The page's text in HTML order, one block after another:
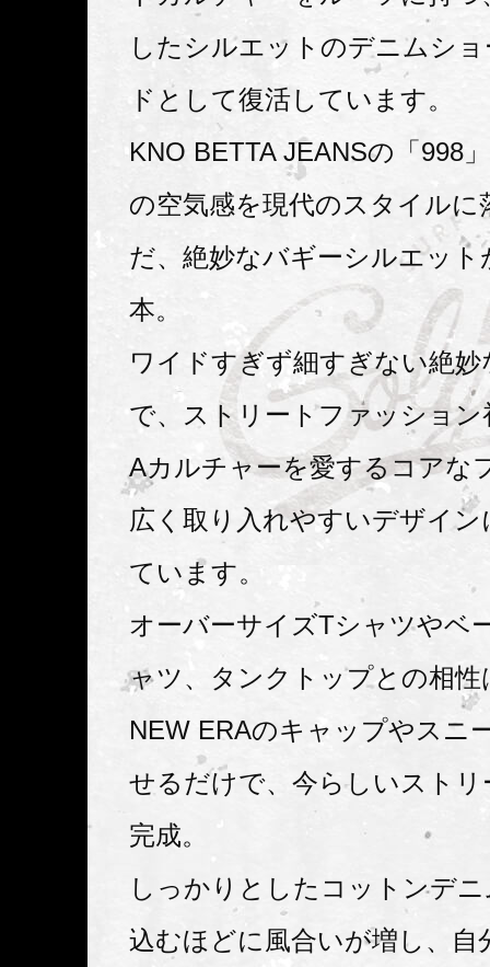
したシルエットのデニムシ
ドとして復活しています。
KNO BETTA JEANSの「998
の空気感を現代のスタイルに
だ、絶妙なバギーシルエット
本。
ワイドすぎず細すぎない絶
で、ストリートファッション
Aカルチャーを愛するコアな
広く取り入れやすいデザイ
ています。
オーバーサイズTシャツやベ
ャツ、タンクトップとの相
NEW ERAのキャップやスニ
せるだけで、今らしいスト
完成。
しっかりとしたコットンデ
込むほどに風合いが増し、自